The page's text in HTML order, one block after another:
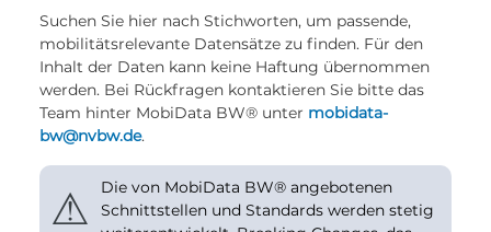
Suchen Sie hier nach Stichworten, um passende,
mobilitätsrelevante Datensätze zu finden. Für den
Inhalt der Daten kann keine Haftung übernommen
werden. Bei Rückfragen kontaktieren Sie bitte das
Team hinter MobiData BW® unter mobidata-
bw@nvbw.de.
⚠
Die von MobiData BW® angebotenen
Schnittstellen und Standards werden stetig